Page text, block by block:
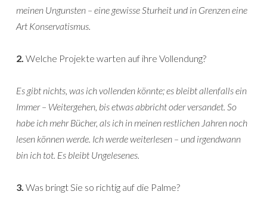
meinen Ungunsten – eine gewisse Sturheit und in Grenzen eine
Art Konservatismus.
2. Welche Projekte warten auf ihre Vollendung?
Es gibt nichts, was ich vollenden könnte; es bleibt allenfalls ein
Immer – Weitergehen, bis etwas abbricht oder versandet. So
habe ich mehr Bücher, als ich in meinen restlichen Jahren noch
lesen können werde. Ich werde weiterlesen – und irgendwann
bin ich tot. Es bleibt Ungelesenes.
3. Was bringt Sie so richtig auf die Palme?